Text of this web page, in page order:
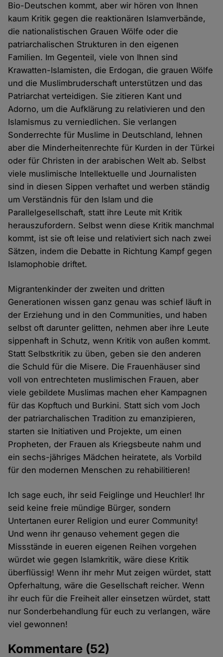
Bio-Deutschen kommt, aber wir hören von Ihnen
kaum Kritik gegen die reaktionären Islamverbände,
die nationalistischen Grauen Wölfe oder die
patriarchalischen Strukturen in den eigenen
Familien. Im Gegenteil, viele von Ihnen sind
Krawatten-Islamisten, die Erdogan, die grauen Wölfe
und die Muslimbruderschaft unterstützen und das
Patriarchat verteidigen. Sie zitieren Kant und
Adorno, um die Aufklärung zu relativieren und den
Islamismus zu verniedlichen. Sie verlangen
Sonderrechte für Muslime in Deutschland, lehnen
aber die Minderheitenrechte für Kurden in der Türkei
oder für Christen in der arabischen Welt ab. Selbst
viele muslimische Intellektuelle und Journalisten
sind in diesen Sippen verhaftet und werben ständig
um Verständnis für den Islam und die
Parallelgesellschaft, statt ihre Leute mit Kritik
herauszufordern. Selbst wenn diese Kritik manchmal
kommt, ist sie oft leise und relativiert sich nach zwei
Sätzen, indem die Debatte in Richtung Kampf gegen
Islamophobie driftet.
Migrantenkinder der zweiten und dritten
Generationen wissen ganz genau was schief läuft in
der Erziehung und in den Communities, und haben
selbst oft darunter gelitten, nehmen aber ihre Leute
sippenhaft in Schutz, wenn Kritik von außen kommt.
Statt Selbstkritik zu üben, geben sie den anderen
die Schuld für die Misere. Die Frauenhäuser sind
voll von entrechteten muslimischen Frauen, aber
viele gebildete Muslimas machen eher Kampagnen
für das Kopftuch und Burkini. Statt sich vom Joch
der patriarchalischen Tradition zu emanzipieren,
starten sie Initiativen und Projekte, um einen
Propheten, der Frauen als Kriegsbeute nahm und
ein sechs-jähriges Mädchen heiratete, als Vorbild
für den modernen Menschen zu rehabilitieren!
Ich sage euch, ihr seid Feiglinge und Heuchler! Ihr
seid keine freie mündige Bürger, sondern
Untertanen eurer Religion und eurer Community!
Und wenn ihr genauso vehement gegen die
Missstände in eueren eigenen Reihen vorgehen
würdet wie gegen Islamkritik, wäre diese Kritik
überflüssig! Wenn ihr mehr Mut zeigen würdet, statt
Opferhaltung, wäre die Gesellschaft reicher. Wenn
ihr euch für die Freiheit aller einsetzen würdet, statt
nur Sonderbehandlung für euch zu verlangen, wäre
viel gewonnen!
Kommentare (52)